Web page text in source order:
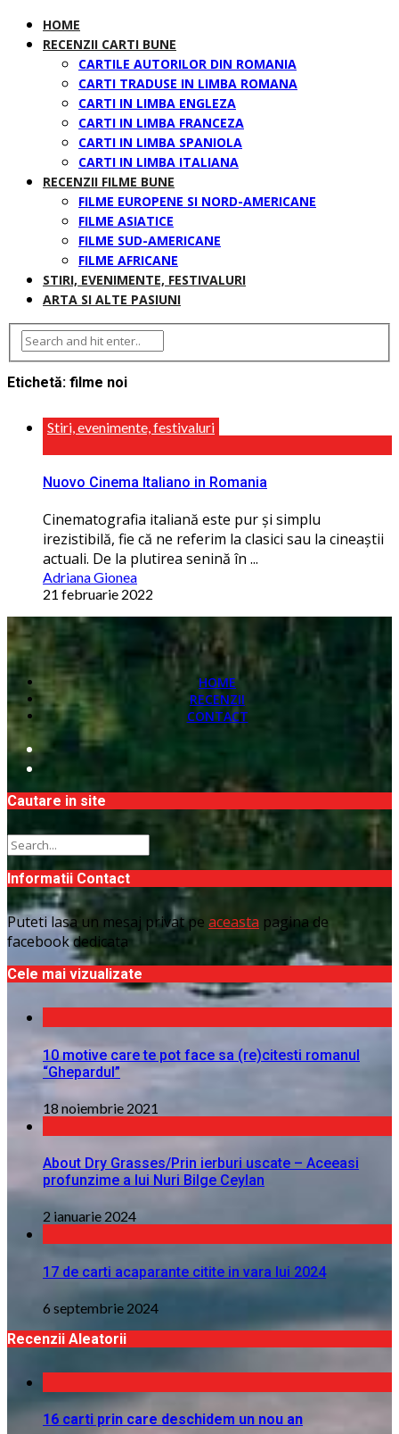
HOME
RECENZII CARTI BUNE
CARTILE AUTORILOR DIN ROMANIA
CARTI TRADUSE IN LIMBA ROMANA
CARTI IN LIMBA ENGLEZA
CARTI IN LIMBA FRANCEZA
CARTI IN LIMBA SPANIOLA
CARTI IN LIMBA ITALIANA
RECENZII FILME BUNE
FILME EUROPENE SI NORD-AMERICANE
FILME ASIATICE
FILME SUD-AMERICANE
FILME AFRICANE
STIRI, EVENIMENTE, FESTIVALURI
ARTA SI ALTE PASIUNI
Etichetă: filme noi
Stiri, evenimente, festivaluri
Nuovo Cinema Italiano in Romania
Cinematografia italiană este pur și simplu
irezistibilă, fie că ne referim la clasici sau la cineaștii
actuali. De la plutirea senină în ...
Adriana Gionea
21 februarie 2022
HOME
RECENZII
CONTACT
Cautare in site
Informatii Contact
Puteti lasa un mesaj privat pe aceasta pagina de
facebook dedicata
Cele mai vizualizate
10 motive care te pot face sa (re)citesti romanul
“Ghepardul”
18 noiembrie 2021
About Dry Grasses/Prin ierburi uscate – Aceeasi
profunzime a lui Nuri Bilge Ceylan
2 ianuarie 2024
17 de carti acaparante citite in vara lui 2024
6 septembrie 2024
Recenzii Aleatorii
16 carti prin care deschidem un nou an